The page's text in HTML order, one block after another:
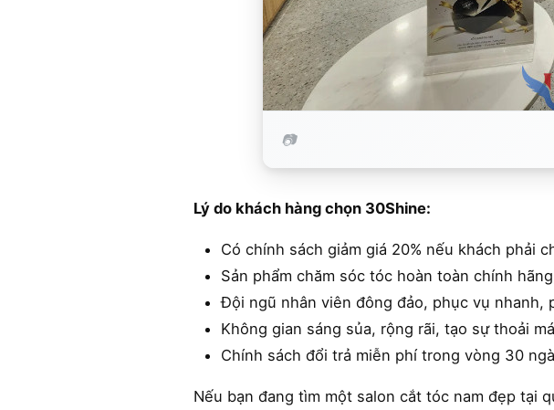
Lý do khách hàng chọn 30Shine:
Có chính sách giảm giá 20% nếu khách phải
Sản phẩm chăm sóc tóc hoàn toàn chính
Đội ngũ nhân viên đông đảo, phục vụ nhanh,
Không gian sáng sủa, rộng rãi, tạo sự thoải
Chính sách đổi trả miễn phí trong vòng 30
Nếu bạn đang tìm một salon cắt tóc nam đẹp tại